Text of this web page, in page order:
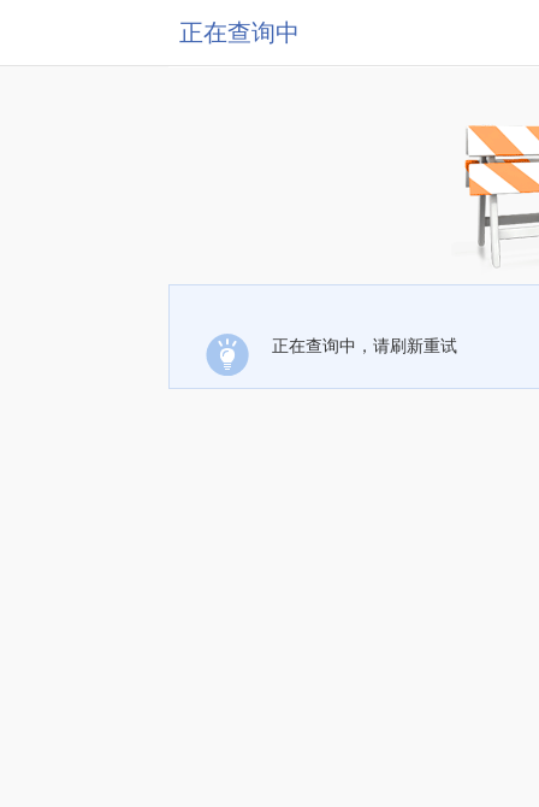
正在查询中
正在查询中，请刷新重试